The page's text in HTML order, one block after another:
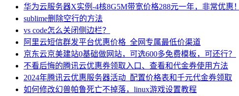
华为云服务器X实例-4核8G5M带宽价格288元一年，非常优惠！
sublime删除空行的方法
vs code怎么关闭侧边栏？
阿里云短信群发平台优惠价格_全网专属最低价渠道
京东云京美建站0基础做网站，可选600多免费模板，可还行？
不看后悔的腾讯云优惠券领取入口、查看和代金券使用方法
2024年腾讯云优惠服务器活动_配置价格表和千元代金券领取
如何修改幻兽帕鲁死亡不掉落，linux游戏设置教程